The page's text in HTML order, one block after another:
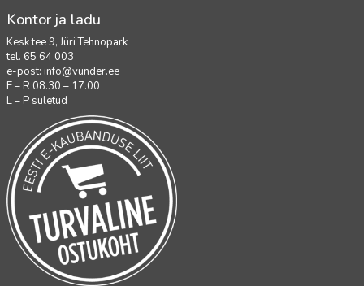
Kontor ja ladu
Kesk tee 9, Jüri Tehnopark
tel. 65 64 003
e-post: info@vunder.ee
E – R 08.30 – 17.00
L – P suletud